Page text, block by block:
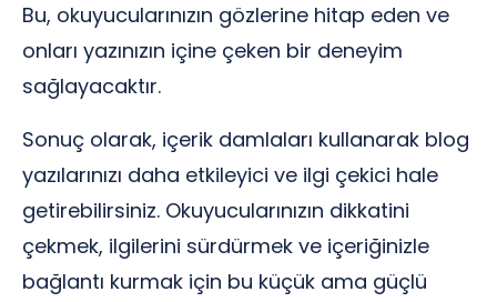
Bu, okuyucularınızın gözlerine hitap eden ve
onları yazınızın içine çeken bir deneyim
sağlayacaktır.
Sonuç olarak, içerik damlaları kullanarak blog
yazılarınızı daha etkileyici ve ilgi çekici hale
getirebilirsiniz. Okuyucularınızın dikkatini
çekmek, ilgilerini sürdürmek ve içeriğinizle
bağlantı kurmak için bu küçük ama güçlü